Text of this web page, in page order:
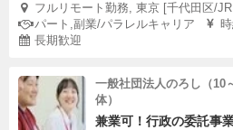
フルリモート勤務, 東京 [千代田区/
パート,副業/パラレルキャリア
長期歓迎
一般社団法人のろし（10
体）
兼業可！行政の委託事